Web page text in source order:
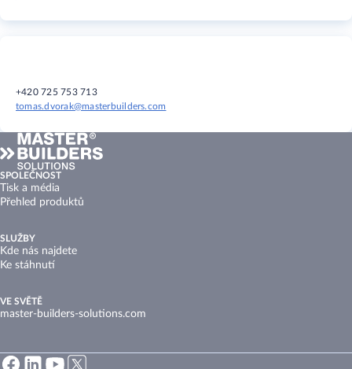
+420 725 753 713
tomas.dvorak@masterbuilders.com
SPOLEČNOST
Tisk a média
Přehled produktů
SLUŽBY
Kde nás najdete
Ke stáhnutí
VE SVĚTĚ
master-builders-solutions.com